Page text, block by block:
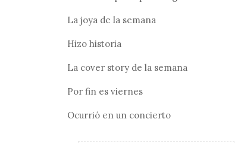
La joya de la semana
Hizo historia
La cover story de la semana
Por fin es viernes
Ocurrió en un concierto